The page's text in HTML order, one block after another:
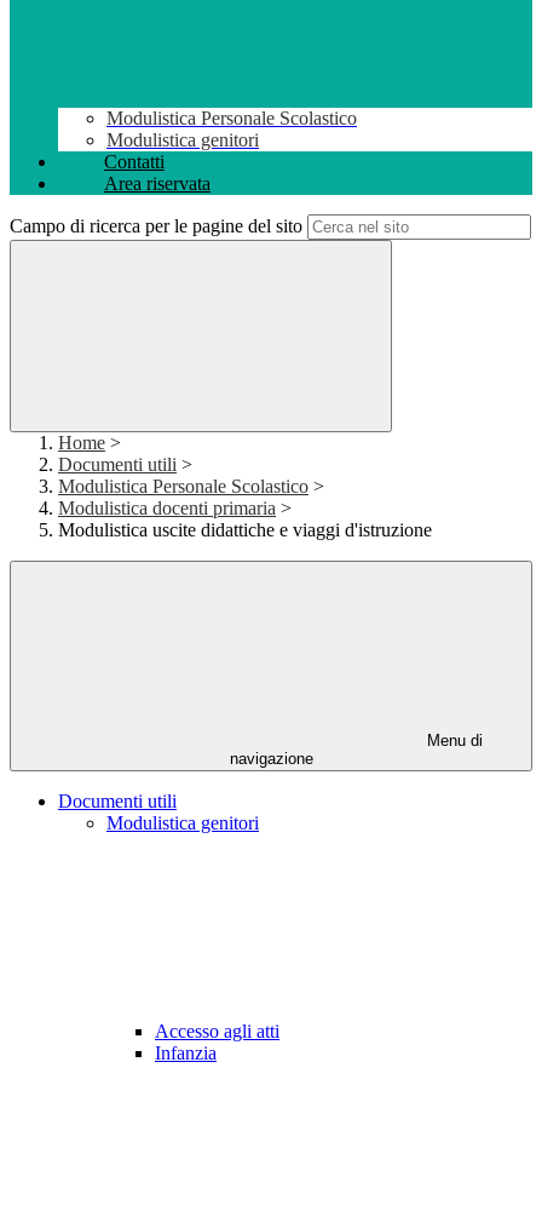
Modulistica Personale Scolastico
Modulistica genitori
Contatti
Area riservata
Campo di ricerca per le pagine del sito
Home >
Documenti utili >
Modulistica Personale Scolastico >
Modulistica docenti primaria >
Modulistica uscite didattiche e viaggi d'istruzione
Menu di
navigazione
Documenti utili
Modulistica genitori
Accesso agli atti
Infanzia